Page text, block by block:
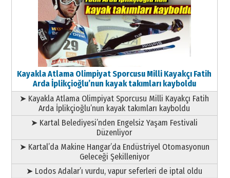
Kayakla Atlama Olimpiyat Sporcusu Milli Kayakçı Fatih
Arda İplikçioğlu’nun kayak takımları kayboldu
➤ Kayakla Atlama Olimpiyat Sporcusu Milli Kayakçı Fatih
Arda İplikçioğlu’nun kayak takımları kayboldu
➤ Kartal Belediyesi’nden Engelsiz Yaşam Festivali
Düzenliyor
➤ Kartal’da Makine Hangar’da Endüstriyel Otomasyonun
Geleceği Şekilleniyor
➤ Lodos Adalar’ı vurdu, vapur seferleri de iptal oldu